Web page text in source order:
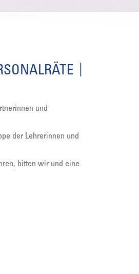
und
der Lehrerinnen und
bitten wir und eine